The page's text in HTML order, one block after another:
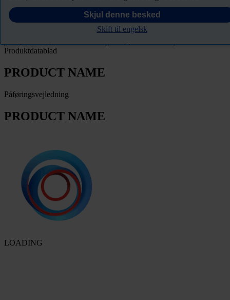
Skjul denne besked
Skift til engelsk
PRODUCT NAME
Produktdatablad
PRODUCT NAME
Påføringsvejledning
PRODUCT NAME
LOADING